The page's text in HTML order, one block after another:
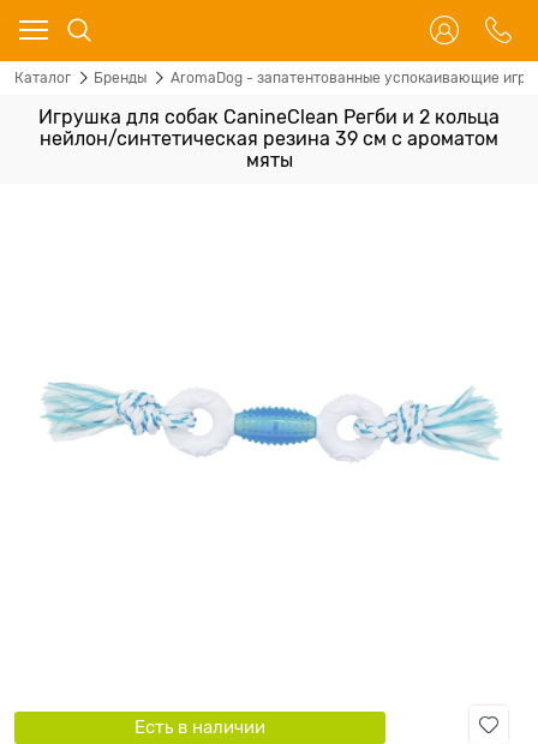
Каталог Бренды AromaDog - запатентованные успокаивающие
Игрушка для собак CanineClean Регби и 2 кольца
нейлон/синтетическая резина 39 см с ароматом
мяты
Есть в наличии